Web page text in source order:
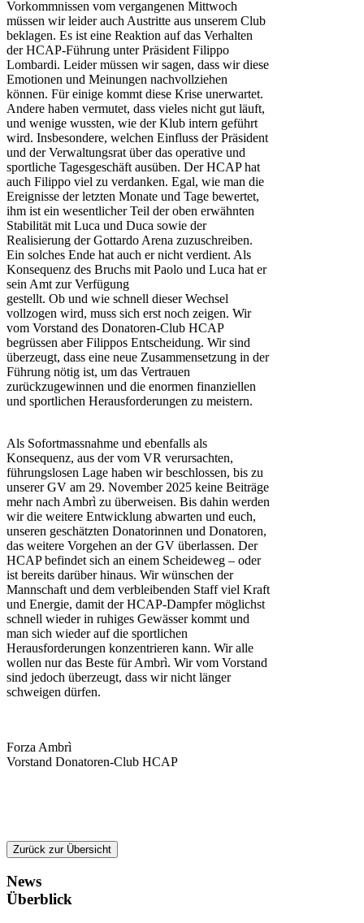
Vorkommnissen vom vergangenen Mittwoch
müssen wir leider auch Austritte aus unserem Club
beklagen. Es ist eine Reaktion auf das Verhalten
der HCAP-Führung unter Präsident Filippo
Lombardi. Leider müssen wir sagen, dass wir diese
Emotionen und Meinungen nachvollziehen
können. Für einige kommt diese Krise unerwartet.
Andere haben vermutet, dass vieles nicht gut läuft,
und wenige wussten, wie der Klub intern geführt
wird. Insbesondere, welchen Einfluss der Präsident
und der Verwaltungsrat über das operative und
sportliche Tagesgeschäft ausüben. Der HCAP hat
auch Filippo viel zu verdanken. Egal, wie man die
Ereignisse der letzten Monate und Tage bewertet,
ihm ist ein wesentlicher Teil der oben erwähnten
Stabilität mit Luca und Duca sowie der
Realisierung der Gottardo Arena zuzuschreiben.
Ein solches Ende hat auch er nicht verdient. Als
Konsequenz des Bruchs mit Paolo und Luca hat er
sein Amt zur Verfügung
gestellt. Ob und wie schnell dieser Wechsel
vollzogen wird, muss sich erst noch zeigen. Wir
vom Vorstand des Donatoren-Club HCAP
begrüssen aber Filippos Entscheidung. Wir sind
überzeugt, dass eine neue Zusammensetzung in der
Führung nötig ist, um das Vertrauen
zurückzugewinnen und die enormen finanziellen
und sportlichen Herausforderungen zu meistern.
Als Sofortmassnahme und ebenfalls als
Konsequenz, aus der vom VR verursachten,
führungslosen Lage haben wir beschlossen, bis zu
unserer GV am 29. November 2025 keine Beiträge
mehr nach Ambrì zu überweisen. Bis dahin werden
wir die weitere Entwicklung abwarten und euch,
unseren geschätzten Donatorinnen und Donatoren,
das weitere Vorgehen an der GV überlassen. Der
HCAP befindet sich an einem Scheideweg – oder
ist bereits darüber hinaus. Wir wünschen der
Mannschaft und dem verbleibenden Staff viel Kraft
und Energie, damit der HCAP-Dampfer möglichst
schnell wieder in ruhiges Gewässer kommt und
man sich wieder auf die sportlichen
Herausforderungen konzentrieren kann. Wir alle
wollen nur das Beste für Ambrì. Wir vom Vorstand
sind jedoch überzeugt, dass wir nicht länger
schweigen dürfen.
Forza Ambrì
Vorstand Donatoren-Club HCAP
Zurück zur Übersicht
News
Überblick